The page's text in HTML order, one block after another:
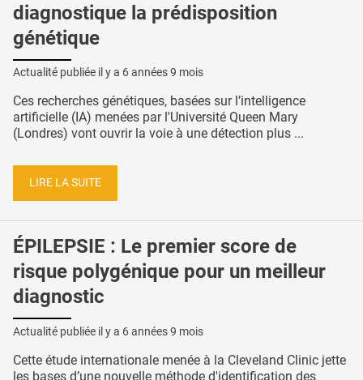
diagnostique la prédisposition
génétique
Actualité publiée il y a 6 années 9 mois
Ces recherches génétiques, basées sur l’intelligence
artificielle (IA) menées par l'Université Queen Mary
(Londres) vont ouvrir la voie à une détection plus ...
LIRE LA SUITE
ÉPILEPSIE : Le premier score de
risque polygénique pour un meilleur
diagnostic
Actualité publiée il y a 6 années 9 mois
Cette étude internationale menée à la Cleveland Clinic jette
les bases d’une nouvelle méthode d'identification des